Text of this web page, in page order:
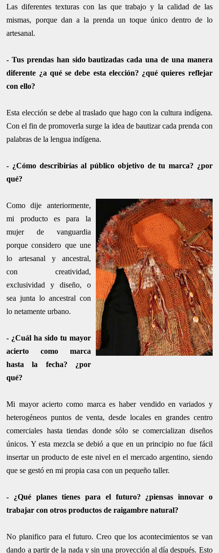
Las diferentes texturas con las que trabajo y la calidad de las
mismas, porque dan a la prenda un toque único dentro de lo
artesanal.
- Tus prendas han sido bautizadas cada una de una manera
diferente ¿a qué se debe esta elección? ¿qué quieres reflejar
con ello?
Esta elección se debe al traslado que hago con la cultura indígena.
Con el fin de promoverla surge la idea de bautizar cada prenda con
palabras de la lengua indígena.
- ¿Cómo describirías al público objetivo de tu marca? ¿por
qué?
Como dije anteriormente,
mi producto es para la
mujer de vanguardia
porque considero que une
lo artesanal y ancestral,
con creatividad,
exclusividad y diseño, o
sea junta lo ancestral con
lo netamente urbano.
- ¿Cuál ha sido tu mayor
acierto como marca
hasta la fecha? ¿por
qué?
Mi mayor acierto como marca es haber vendido en variados y
heterogéneos puntos de venta, desde locales en grandes centro
comerciales hasta tiendas donde sólo se comercializan diseños
únicos. Y esta mezcla se debió a que en un principio no fue fácil
insertar un producto de este nivel en el mercado argentino, siendo
que se gestó en mi propia casa con un pequeño taller.
- ¿Qué planes tienes para el futuro? ¿piensas innovar o
trabajar con otros productos de raigambre natural?
No planifico para el futuro. Creo que los acontecimientos se van
dando a partir de la nada y sin una proyección al día después. Esto